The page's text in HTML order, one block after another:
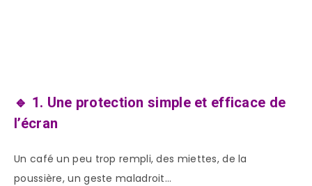
🔹 1. Une protection simple et efficace de
l’écran
Un café un peu trop rempli, des miettes, de la
poussière, un geste maladroit…